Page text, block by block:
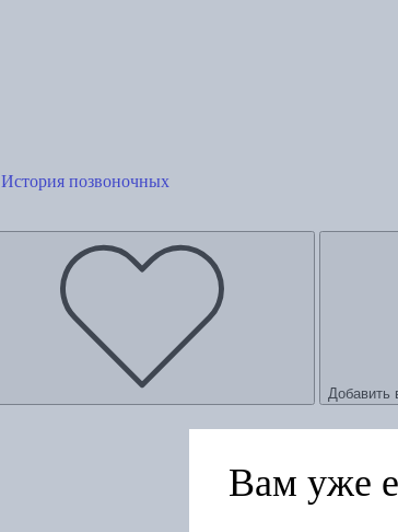
История позвоночных
Добавить
Вам уже